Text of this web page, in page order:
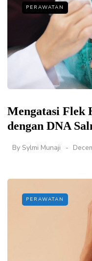
PERAWATAN
Mengatasi Flek
dengan DNA
By Sylmi Munaji
PERAWATAN